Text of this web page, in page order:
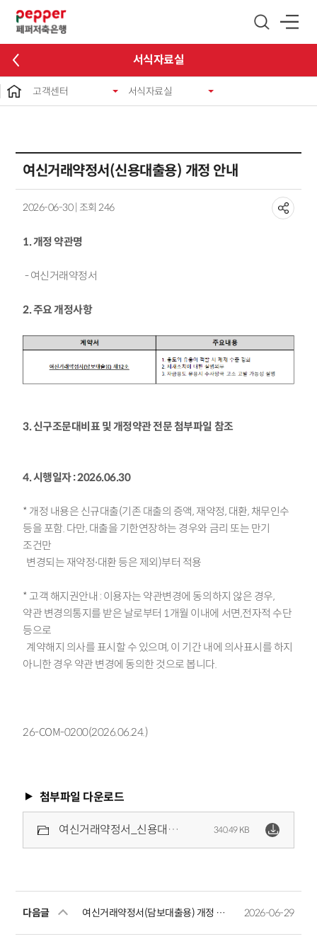
서식자료실
고객센터 서식자료실
여신거래약정서(신용대출용) 개정 안내
2026-06-30 | 조회 246
1. 개정 약관명
- 여신거래약정서
2. 주요 개정사항
3. 신구조문대비표 및 개정약관 전문 첨부파일 참조
4. 시행일자 : 2026.06.30
* 개정 내용은 신규대출(기존 대출의 증액, 재약정, 대환, 채무인수
등을 포함. 다만, 대출을 기한연장하는 경우와 금리 또는 만기
조건만
변경되는 재약정∙대환 등은 제외)부터 적용
* 고객 해지권안내 : 이용자는 약관변경에 동의하지 않은 경우,
약관 변경의통지를 받은 날로부터 1개월 이내에 서면,전자적 수단
등으로
계약해지 의사를 표시할 수 있으며, 이 기간 내에 의사표시를 하지
아니한 경우 약관 변경에 동의한 것으로 봅니다.
26-COM-0200(2026.06.24.)
첨부파일 다운로드
여신거래약정서_신용대출_20260630.zip 340.49 KB
다음글 여신거래약정서(담보대출용) 개정 안내 2026-06-29